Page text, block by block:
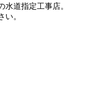
道指定工事店。
い。